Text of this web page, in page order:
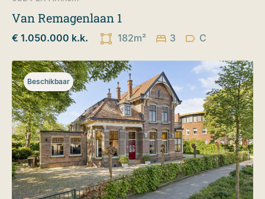
Van Remagenlaan 1
€ 1.050.000 k.k. 182m² 3 C
Beschikbaar